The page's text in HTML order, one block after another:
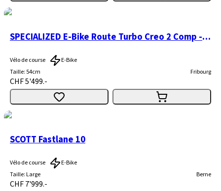
SPECIALIZED E-Bike Route Turbo Creo 2 Comp - 320 Wh
Vélo de course
E-Bike
Taille: 54cm Fribourg
CHF 5'499.-
SCOTT Fastlane 10
Vélo de course
E-Bike
Taille:Large Berne
CHF 7'999.-